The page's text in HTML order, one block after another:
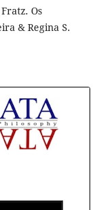
Os
& Regina S.